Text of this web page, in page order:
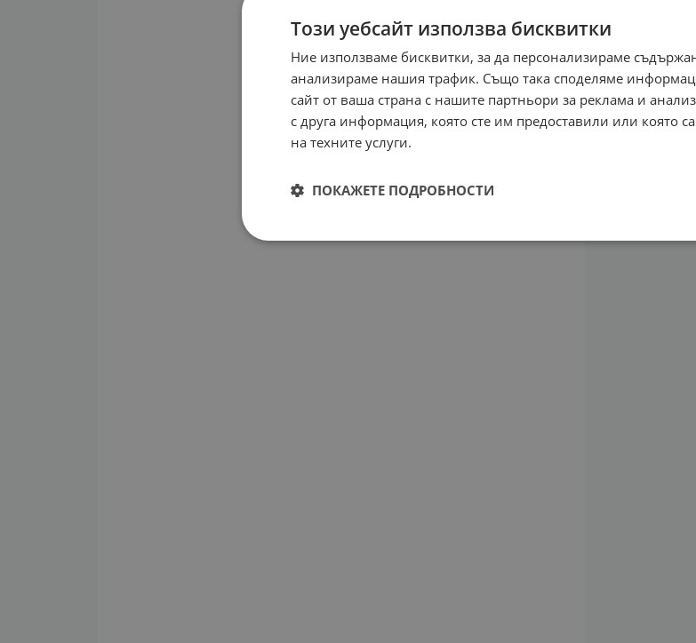
Този уебсайт използва бисквитки
Ние използваме бисквитки, за да персонализираме
анализираме нашия трафик. Също така споделяме
сайт от ваша страна с нашите партньори за реклама и
с друга информация, която сте им предоставили или която
на техните услуги.
ПОКАЖЕТЕ ПОДРОБНОСТИ